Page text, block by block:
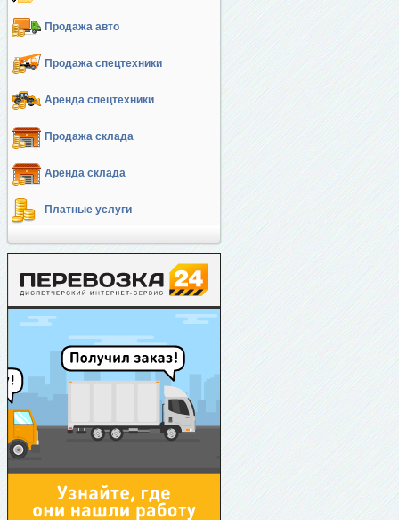
Продажа авто
Продажа спецтехники
Аренда спецтехники
Продажа склада
Аренда склада
Платные услуги